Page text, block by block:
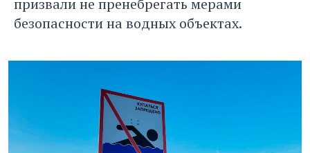
призвали не пренебрегать мерами
безопасности на водных объектах.